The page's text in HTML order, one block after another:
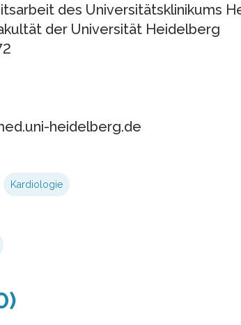
des Universitätsklinikums
der Universität Heidelberg
heidelberg.de
Kardiologie